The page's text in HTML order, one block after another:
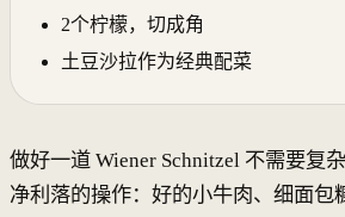
2个柠檬，切成角
土豆沙拉作为经典配菜
做好一道 Wiener Schnitzel 不需要复
净利落的操作：好的小牛肉、细面包